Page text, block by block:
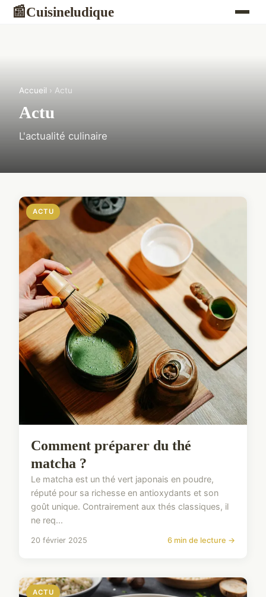
📰Cuisineludique
Accueil › Actu
Actu
L'actualité culinaire
ACTU
Comment préparer du thé
matcha ?
Le matcha est un thé vert japonais en poudre,
réputé pour sa richesse en antioxydants et son
goût unique. Contrairement aux thés classiques, il
ne req...
20 février 2025 6 min de lecture →
ACTU